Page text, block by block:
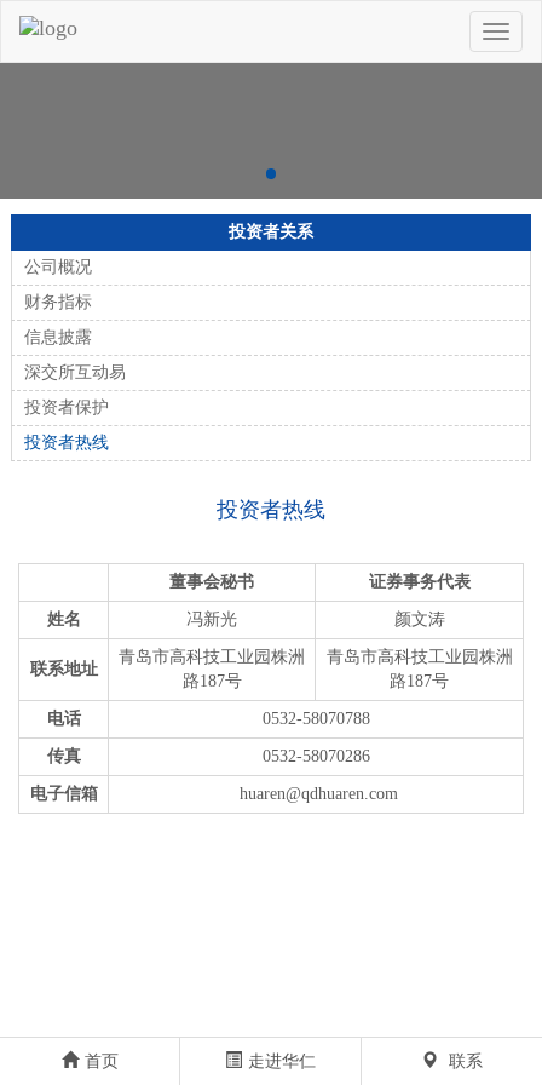
Toggle
投资者关系
公司概况
财务指标
信息披露
深交所互动易
投资者保护
投资者热线
投资者热线
董事会秘书 证券事务代表
姓名 冯新光 颜文涛
联系地址
青岛市高科技工业园株洲
路187号
青岛市高科技工业园株洲
路187号
电话 0532-58070788
传真 0532-58070286
电子信箱 huaren@qdhuaren.com
首页 走进华仁 联系